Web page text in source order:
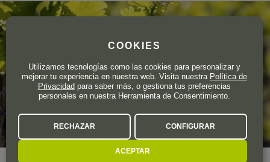
COOKIES
Utilizamos tecnologías como las cookies para personalizar y
mejorar tu experiencia en nuestra web. Visita nuestra Política de
Privacidadpara saber más, o gestiona tus preferencias
personales en nuestra Herramienta de Consentimiento.
RECHAZAR CONFIGURAR
ACEPTAR